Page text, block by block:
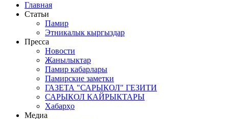
Главная
Статьи
Памир
Этникалык кыргыздар
Пресса
Новости
Жанылыктар
Памир кабарлары
Памирские заметки
ГАЗЕТА "САРЫКОЛ" ГЕЗИТИ
САРЫКОЛ КАЙРЫКТАРЫ
Хабарҳо
Медиа